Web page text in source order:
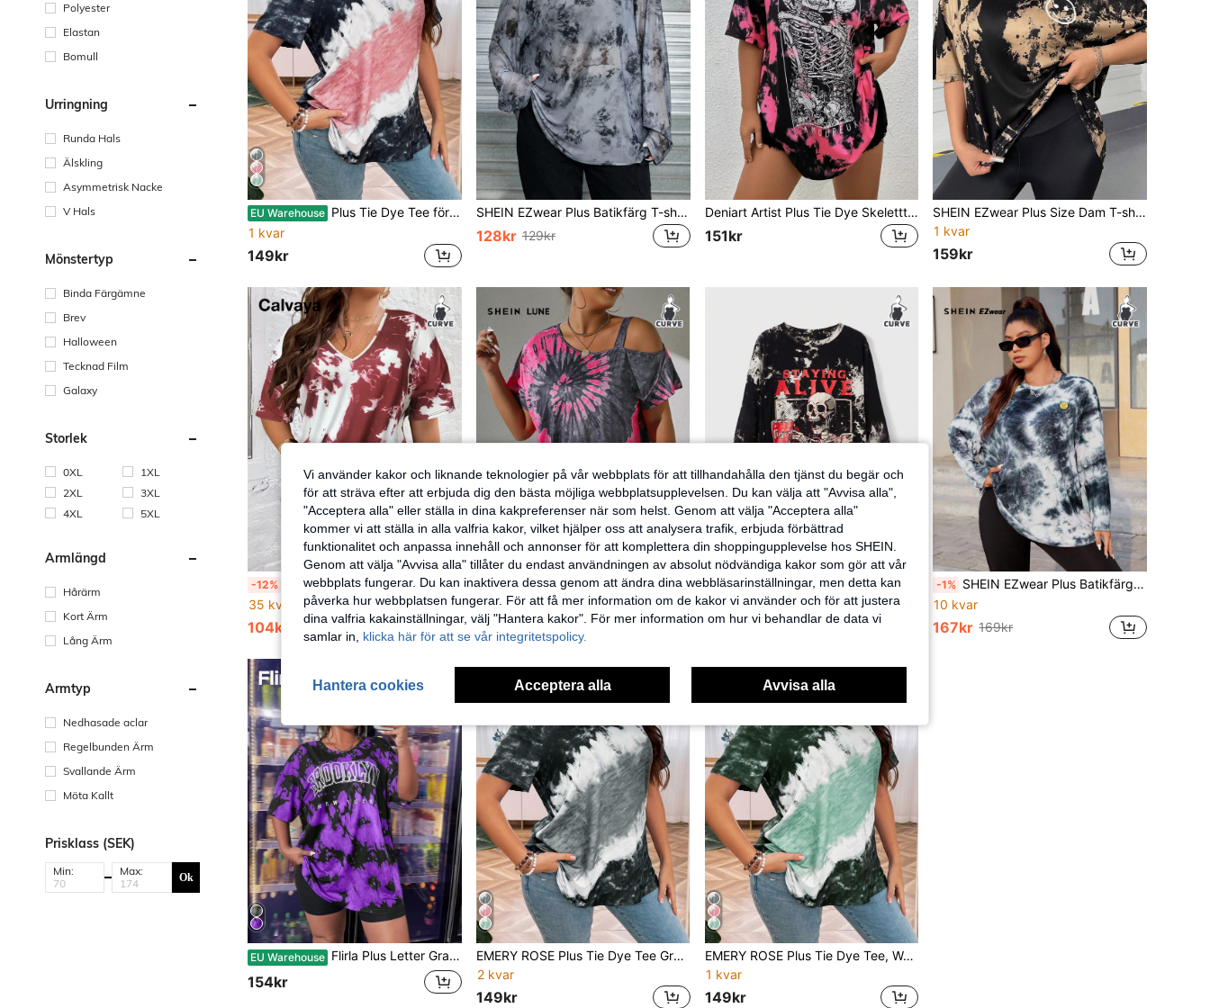
Polyester
Elastan
Bomull
Urringning
Runda Hals
Älskling
Asymmetrisk Nacke
V Hals
Mönstertyp
Binda Färgämne
Brev
Halloween
Tecknad Film
Galaxy
Storlek
0XL
1XL
2XL
3XL
4XL
5XL
Ärmlängd
Hårärm
Kort Ärm
Lång Ärm
Ärmtyp
Nedhasade aclar
Regelbunden Ärm
Svallande Ärm
Möta Kallt
Prisklass (SEK)
Min: Max: Ok
EU Warehouse Plus Tie Dye Tee för sommaren
1 kvar
149kr
SHEIN EZwear Plus Batikfärg T-shirt med Drop Shoulder
128kr 129kr
Deniart Artist Plus Tie Dye Skeletttryck Drop Shoulder Grafisk T-shirt, för sommar, semester, semester, festival, Ibiza passar
151kr
SHEIN EZwear Plus Size Dam T-shirt med rund hals, sommar
1 kvar
159kr
-12%
Calvaya Plus Tie Dye Drop Shoulder Tee för sommaren
35 kvar
104kr 119kr
EU Warehouse SHEIN LUNE Asymmetrisk Skära Ut Binda Färgämne Enkel Plus Size T-shirt
1 kvar
149kr
-30% Eduely Artist Dark Plus Tie Dye Skull & Slogan Graphic Tee, Svart, 100 % bomull, För semester, Semester, Vår, Festival, Ibiza Passar
3 kvar
167kr 239kr
-1% SHEIN EZwear Plus Batikfärg Tecknad Grafik T-shirt med Drop Shoulder
10 kvar
167kr 169kr
EU Warehouse Flirla Plus Letter Graphic Tie Dye Drop Shoulder Tee, Women Summer Top
154kr
EMERY ROSE Plus Tie Dye Tee Grafiska Tees Dam Toppar
2 kvar
149kr
EMERY ROSE Plus Tie Dye Tee, Women Summer Top
1 kvar
149kr
Vi använder kakor och liknande teknologier på vår webbplats för att tillhandahålla den tjänst du begär och
för att sträva efter att erbjuda dig den bästa möjliga webbplatsupplevelsen. Du kan välja att "Avvisa alla",
"Acceptera alla" eller ställa in dina kakpreferenser när som helst. Genom att välja "Acceptera alla"
kommer vi att ställa in alla valfria kakor, vilket hjälper oss att analysera trafik, erbjuda förbättrad
funktionalitet och anpassa innehåll och annonser för att komplettera din shoppingupplevelse hos SHEIN.
Genom att välja "Avvisa alla" tillåter du endast användningen av absolut nödvändiga kakor som gör att vår
webbplats fungerar. Du kan inaktivera dessa genom att ändra dina webbläsarinställningar, men detta kan
påverka hur webbplatsen fungerar. För att få mer information om de kakor vi använder och för att justera
dina valfria kakainställningar, välj "Hantera kakor". För mer information om hur vi behandlar de data vi
samlar in, klicka här för att se vår integritetspolicy.
Hantera cookies Acceptera alla Avvisa alla